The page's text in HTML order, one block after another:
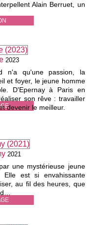
Alain Berruet, un
2023
n'a qu'une passion, la
et foyer, le jeune homme
D'Epernay à Paris en
son rêve : travailler
devenir le meilleur.
2021
une mystérieuse jeune
est si envahissante
au fil des heures, que